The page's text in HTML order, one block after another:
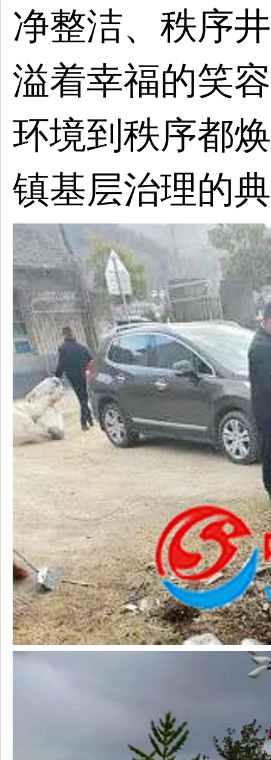
净整洁、秩序
溢着幸福的笑
环境到秩序都
镇基层治理的